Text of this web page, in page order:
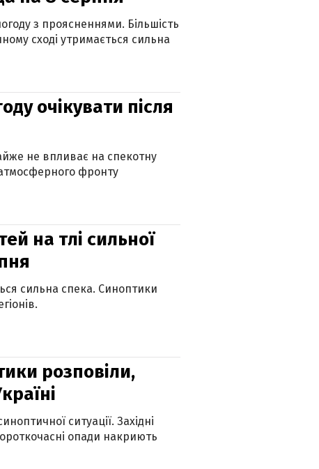
з проясненнями. Більшість
сході утримається сильна
очікувати після
не впливає на спекотну
фронту
на тлі сильної
сильна спека. Синоптики
розповіли,
ситуації. Західні
опади накриють